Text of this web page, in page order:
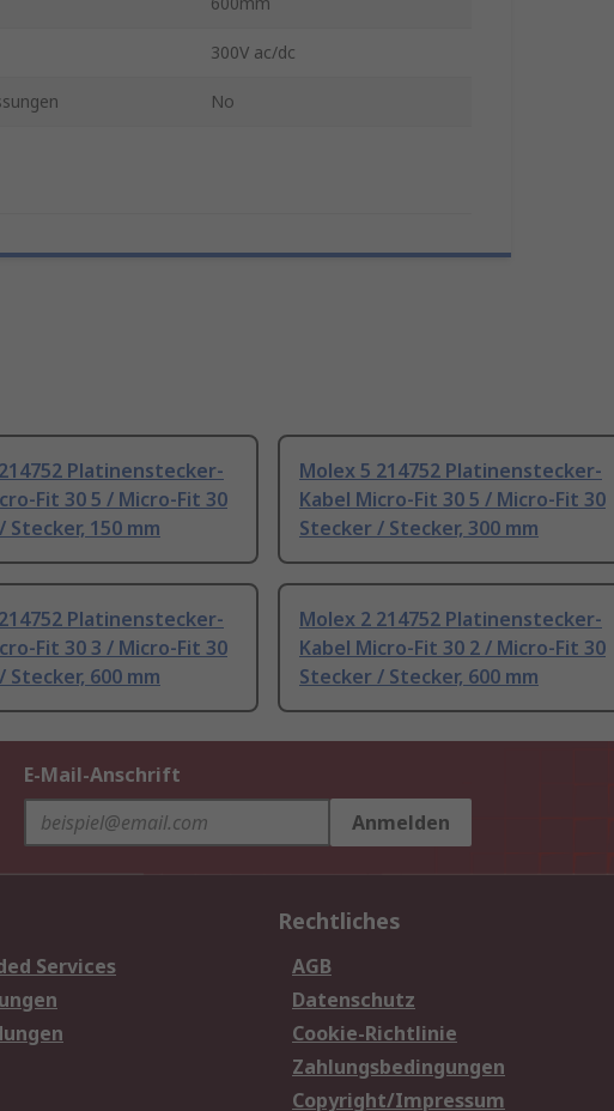
300V ac/dc
No
Platinenstecker-
Fit 30 5 / Micro-Fit 30
Stecker, 150 mm
Molex 5 214752 Platinenstecker-
Kabel Micro-Fit 30 5 / Micro-Fit 30
Stecker / Stecker, 300 mm
Platinenstecker-
Fit 30 3 / Micro-Fit 30
Stecker, 600 mm
Molex 2 214752 Platinenstecker-
Kabel Micro-Fit 30 2 / Micro-Fit 30
Stecker / Stecker, 600 mm
E-Mail-Anschrift
Anmelden
Services
Rechtliches
AGB
Datenschutz
Cookie-Richtlinie
Zahlungsbedingungen
Copyright/Impressum